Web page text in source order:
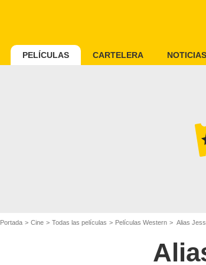
PELÍCULAS CARTELERA NOTICIAS
Portada Cine Todas las películas Películas Western Alias